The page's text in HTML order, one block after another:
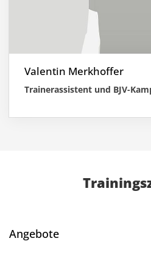
Valentin Merkhoffer
Trainerassistent und BJV-
Angebote